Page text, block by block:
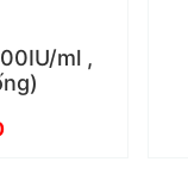
ml ,